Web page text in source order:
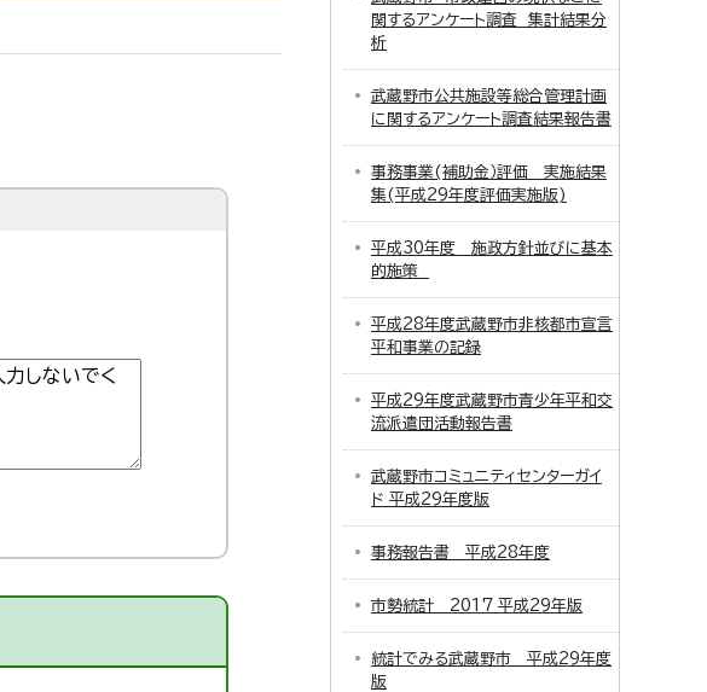
関するアンケート調査 集計結果分
析
武蔵野市公共施設等総合管理計画
に関するアンケート調査結果報告書
事務事業(補助金）評価 実施結果
集(平成29年度評価実施版)
平成30年度 施政方針並びに基本
的施策
平成28年度武蔵野市非核都市宣言
平和事業の記録
平成29年度武蔵野市青少年平和交
流派遣団活動報告書
武蔵野市コミュニティセンターガイ
ド 平成29年度版
事務報告書 平成28年度
市勢統計 2017 平成29年版
統計でみる武蔵野市 平成29年度
版